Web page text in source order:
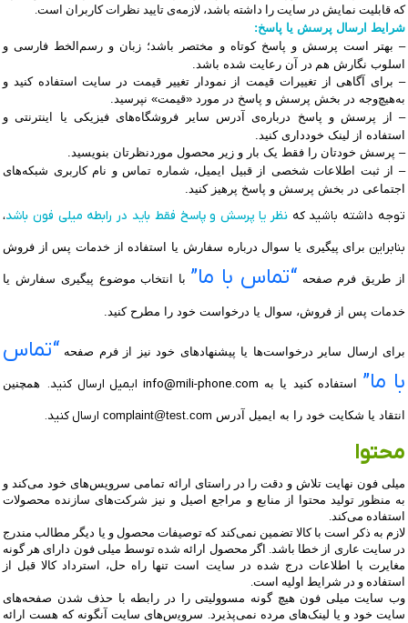
که قابلیت نمایش در سایت را داشته باشد، لازمه‌ی تایید نظرات کاربران است.
شرایط ارسال پرسش یا پاسخ:
– بهتر است پرسش و پاسخ کوتاه و مختصر باشد؛ زبان و رسم‌الخط فارسی و
اسلوب نگارش هم در آن رعایت شده باشد.
– برای آگاهی از تغییرات قیمت از نمودار تغییر قیمت در سایت استفاده کنید و
به‌هیچ‌وجه در بخش پرسش و پاسخ در مورد «قیمت» نپرسید.
– از پرسش و پاسخ درباره‌ی آدرس سایر فروشگاههای فیزیکی یا اینترنتی و
استفاده از لینک خودداری کنید.
– پرسش خودتان را فقط یک بار و زیر محصول موردنظرتان بنویسید.
– از ثبت اطلاعات شخصی از قبیل ایمیل، شماره تماس و نام کاربری شبکههای
اجتماعی در بخش پرسش و پاسخ پرهیز کنید.
توجه داشته باشید کهنظر یا پرسش و پاسخ فقط باید در رابطه میلی فون باشد،
بنابراین برای پیگیری یا سوال درباره سفارش یا استفاده از خدمات پس از فروش
از طریق فرم صفحه “تماس با ما” با انتخاب موضوع پیگیری سفارش یا
خدمات پس از فروش، سوال یا درخواست خود را مطرح کنید.
برای ارسال سایر درخواست‌ها یا پیشنهادهای خود نیز از فرم صفحه “تماس
با ما” استفاده کنید یا به info@mili-phone.com ایمیل ارسال کنید. همچنین
انتقاد یا شکایت خود را به ایمیل آدرس complaint@test.com ارسال کنید.
محتوا
میلی فون نهایت تلاش و دقت را در راستای ارائه تمامی سرویس‌‏های خود می‏‌کند و
به منظور تولید محتوا از منابع و مراجع اصیل و نیز شرکت‏‌های سازنده محصولات
استفاده می‏‌کند.
لازم به ذکر است با کالا تضمین نمی‏‌کند که توصیفات محصول و یا دیگر مطالب مندرج
در سایت عاری از خطا باشد. اگر محصول ارائه شده توسط میلی فون دارای هر گونه
مغایرت با اطلاعات درج شده در سایت است تنها راه حل، استرداد کالا قبل از
استفاده و در شرایط اولیه است.
وب ‏‌سایت میلی فون هیچ گونه مسوولیتی را در رابطه با حذف شدن صفحه‏‌های
سایت خود و یا لینک‏‌های مرده نمی‌‏پذیرد. سروﻳس‌‏های سایت آن‏گونه که هست ارائه